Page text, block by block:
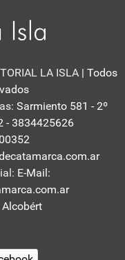
LA ISLA | Todos
Sarmiento 581 - 2º
- 3834425626
E-Mail: